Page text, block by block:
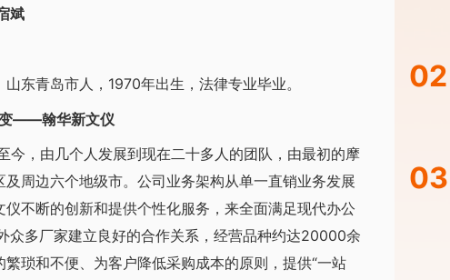
斌
青岛市人，1970年出生，法律专业毕业。
——翰华新文仪
由几个人发展到现在二十多人的团队，由最初的摩
周边六个地级市。公司业务架构从单一直销业务发展
不断的创新和提供个性化服务，来全面满足现代办公
多厂家建立良好的合作关系，经营品种约达20000余
琐和不便、为客户降低采购成本的原则，提供“一站
02
03